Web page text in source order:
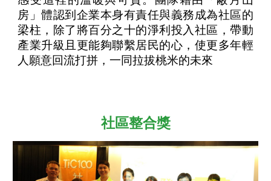
房」體認到企業本身有責任與義務成為社區的
梁柱，除了將百分之十的淨利投入社區，帶動
產業升級且更能夠聯繫居民的心，使更多年輕
人願意回流打拼，一同拉拔桃米的未來
社區整合獎